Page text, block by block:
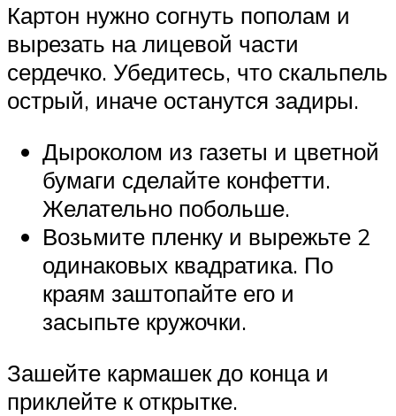
Картон нужно согнуть пополам и
вырезать на лицевой части
сердечко. Убедитесь, что скальпель
острый, иначе останутся задиры.
Дыроколом из газеты и цветной
бумаги сделайте конфетти.
Желательно побольше.
Возьмите пленку и вырежьте 2
одинаковых квадратика. По
краям заштопайте его и
засыпьте кружочки.
Зашейте кармашек до конца и
приклейте к открытке.